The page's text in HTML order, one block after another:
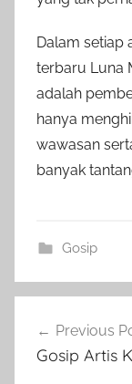
Dalam setiap
terbaru Luna
adalah
hanya
wawasan
banyak
Gosip
navigation
Previous
Gosip Artis